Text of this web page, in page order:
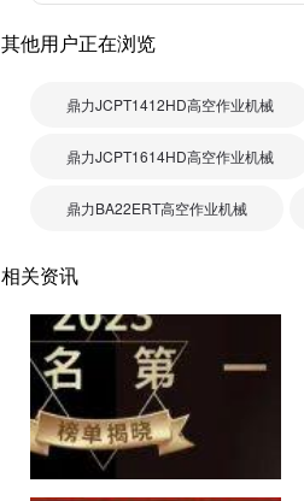
其他用户正在浏览
鼎力JCPT1412HD高空作业机械
鼎力JCPT1614HD高空作业机械
鼎力BA22ERT高空作业机械
相关资讯